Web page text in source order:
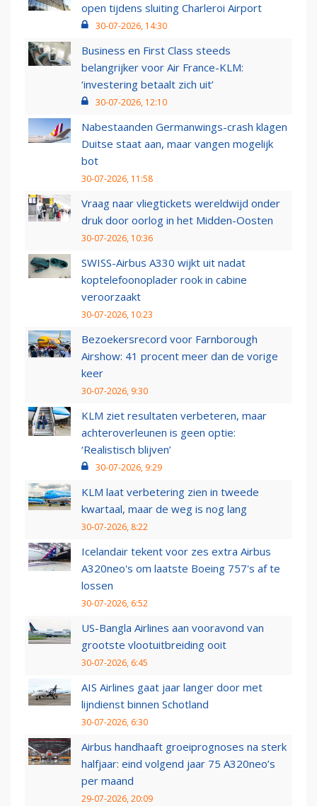
open tijdens sluiting Charleroi Airport
30-07-2026, 14:30
Business en First Class steeds
belangrijker voor Air France-KLM:
‘investering betaalt zich uit’
30-07-2026, 12:10
Nabestaanden Germanwings-crash klagen
Duitse staat aan, maar vangen mogelijk
bot
30-07-2026, 11:58
Vraag naar vliegtickets wereldwijd onder
druk door oorlog in het Midden-Oosten
30-07-2026, 10:36
SWISS-Airbus A330 wijkt uit nadat
koptelefoonoplader rook in cabine
veroorzaakt
30-07-2026, 10:23
Bezoekersrecord voor Farnborough
Airshow: 41 procent meer dan de vorige
keer
30-07-2026, 9:30
KLM ziet resultaten verbeteren, maar
achteroverleunen is geen optie:
‘Realistisch blijven’
30-07-2026, 9:29
KLM laat verbetering zien in tweede
kwartaal, maar de weg is nog lang
30-07-2026, 8:22
Icelandair tekent voor zes extra Airbus
A320neo's om laatste Boeing 757's af te
lossen
30-07-2026, 6:52
US-Bangla Airlines aan vooravond van
grootste vlootuitbreiding ooit
30-07-2026, 6:45
AIS Airlines gaat jaar langer door met
lijndienst binnen Schotland
30-07-2026, 6:30
Airbus handhaaft groeiprognoses na sterk
halfjaar: eind volgend jaar 75 A320neo’s
per maand
29-07-2026, 20:09